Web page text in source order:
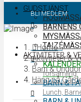
GUDSTJÄNST
BARNENS
AKTIVITETER &
KALENDER
församling.
BARN &
Lunch,
BLI MEDLEM
KALENDER
KONTAKTA OSS
Home /
Aktiviteter &
Barn &
Häng på